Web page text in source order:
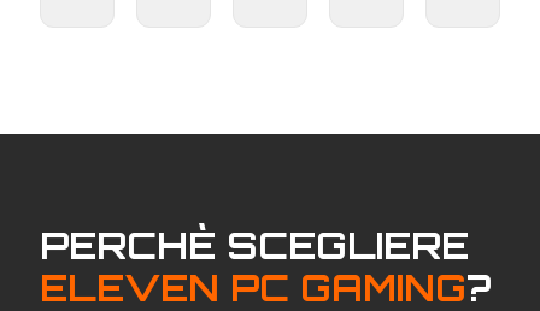
PERCHÈ SCEGLIERE
ELEVEN PC GAMING?